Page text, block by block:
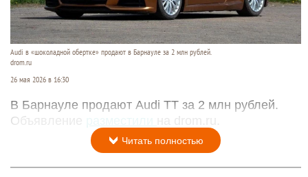
Audi в «шоколадной обертке» продают в Барнауле за 2 млн рублей.
drom.ru
26 мая 2026 в 16:30
В Барнауле продают Audi TT за 2 млн рублей.
Объявление
на drom.ru.
Читать полностью